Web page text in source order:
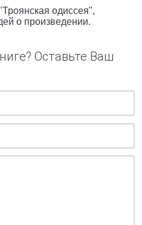
одиссея",
о произведении.
Оставьте Ваш